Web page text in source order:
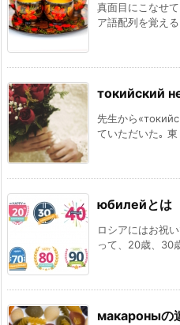
真面目にこなせ
ア語配列を覚え
токийский
先生から
ていただいた｡
юбилейとは
ロシアにはお祝
って、20歳、30
макароныの